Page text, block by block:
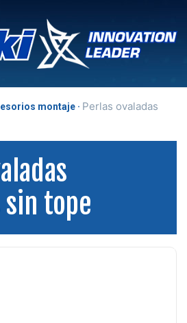
montaje
Perlas ovaladas
tope